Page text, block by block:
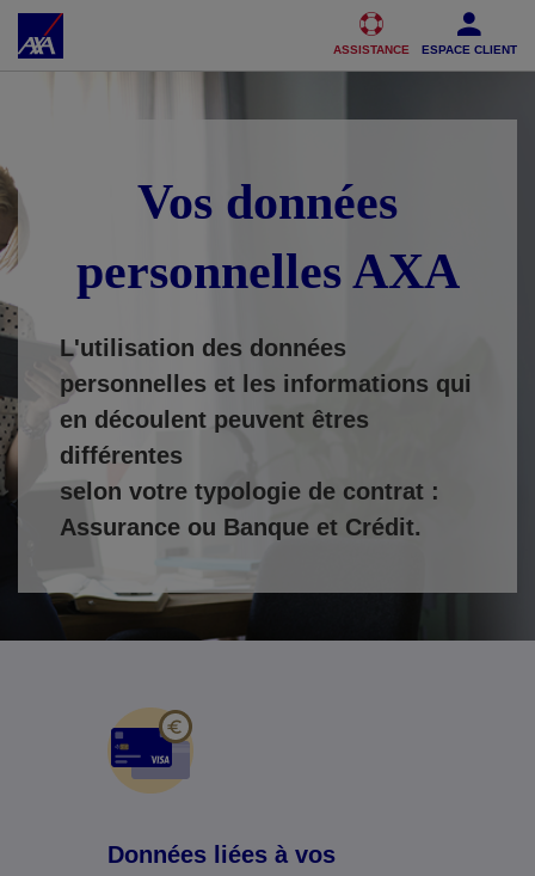
Accéder au Contenu Accéder au Pied de page
ASSISTANCE ESPACE CLIENT
Vos données
personnelles AXA
L'utilisation des données
personnelles et les informations qui
en découlent peuvent êtres
différentes
selon votre typologie de contrat :
Assurance ou Banque et Crédit.
Données liées à vos